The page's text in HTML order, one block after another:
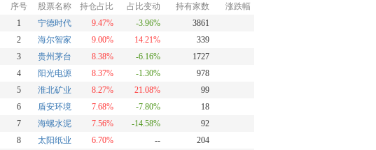
序号 股票名称 持仓占比 占比变动 持有家数
涨跌幅
1
宁德时代 9.47% -3.96%
3861
2
海尔智家 9.00% 14.21%
339
3
贵州茅台 8.38% -6.16%
1727
4
阳光电源 8.37% -1.30%
978
5
淮北矿业 8.27% 21.08%
99
6
盾安环境 7.68% -7.80%
18
7
海螺水泥 7.56% -14.58%
92
8
太阳纸业 6.70% --
204